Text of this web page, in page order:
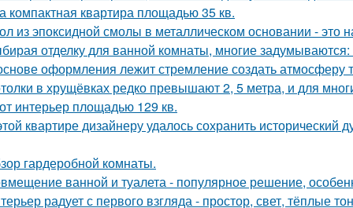
компактная квартира площадью 35 кв.
из эпоксидной смолы в металлическом основании - это
отделку для ванной комнаты, многие
оформления лежит стремление создать атмосферу
в хрущёвках редко превышают 2, 5 метра, и для
интерьер площадью 129 кв.
квартире дизайнеру удалось сохранить исторический
гардеробной комнаты.
ванной и туалета - популярное решение,
радует с первого взгляда - простор, свет, тёплые